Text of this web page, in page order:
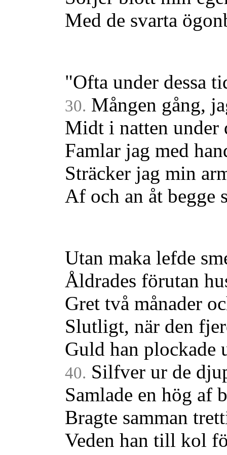
Med de svarta
"Ofta under dessa
30. Mången gång,
Midt i natten under
Famlar jag med
Sträcker jag min
Af och an åt begge
Utan maka lefde
Åldrades förutan
Gret två månader
Slutligt, när den
Guld han plockade
40. Silfver ur de
Samlade en hög af
Bragte samman
Veden han till kol